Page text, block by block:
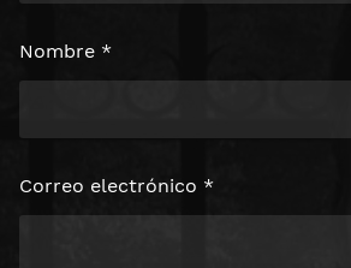
Nombre *
Correo electrónico *